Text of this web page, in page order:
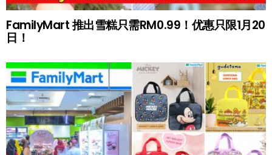
FamilyMart 推出雪糕只需RM0.99！优惠只限1月20
日！